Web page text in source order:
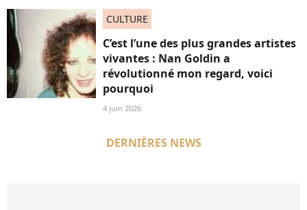
CULTURE
C’est l’une des plus grandes artistes
vivantes : Nan Goldin a
révolutionné mon regard, voici
pourquoi
4 juin 2026
DERNIÈRES NEWS